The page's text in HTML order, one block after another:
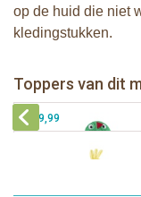
op de huid die niet
kledingstukken.
Toppers van dit
€ 39,99
Zoocchini baby badcape -
the Duck
€ 29,99